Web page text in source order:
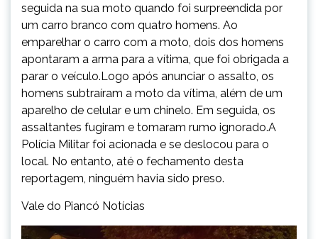
seguida na sua moto quando foi surpreendida por
um carro branco com quatro homens. Ao
emparelhar o carro com a moto, dois dos homens
apontaram a arma para a vítima, que foi obrigada a
parar o veículo.Logo após anunciar o assalto, os
homens subtraíram a moto da vítima, além de um
aparelho de celular e um chinelo. Em seguida, os
assaltantes fugiram e tomaram rumo ignorado.A
Polícia Militar foi acionada e se deslocou para o
local. No entanto, até o fechamento desta
reportagem, ninguém havia sido preso.
Vale do Piancó Notícias